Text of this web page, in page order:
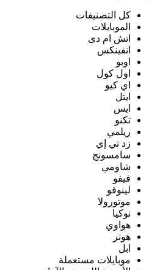
كل التصنيفات
الموبايلات
اتش ام دى
انفينكس
اوبو
اول كول
اي كيو
ايتل
ايس
تكنو
ريلمي
زد تي إي
سامسونج
شاومي
فيفو
لينوفو
موتورولا
نوكيا
هواوي
هونر
ابل
موبايلات مستعملة